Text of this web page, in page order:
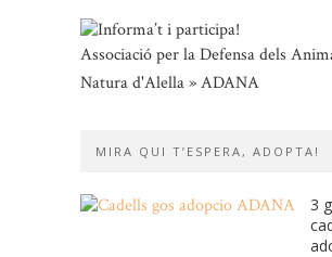
Associació per la Defensa dels
Natura d'Alella » ADANA
MIRA QUI T’ESPERA, ADOPTA!
3